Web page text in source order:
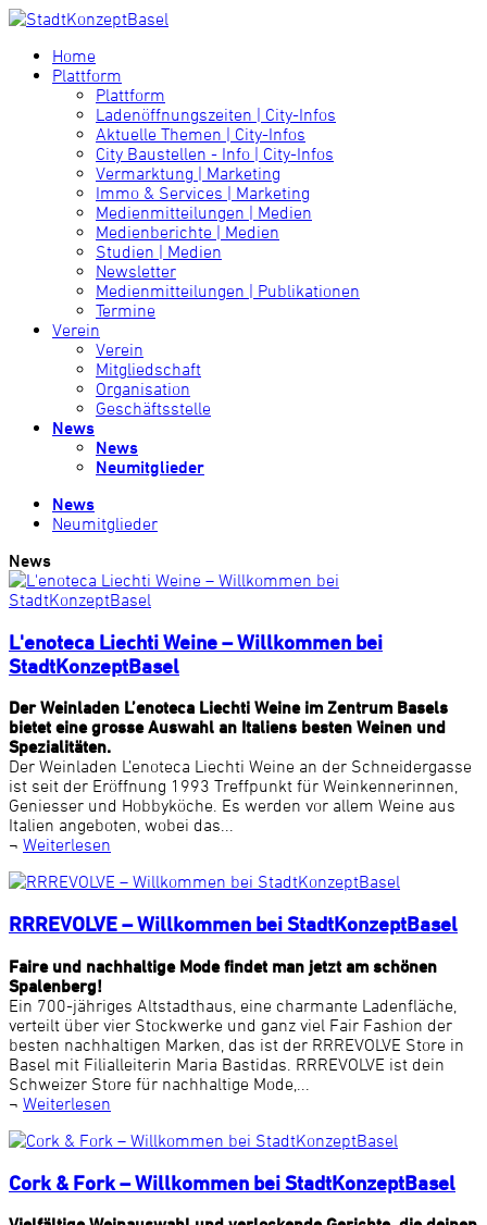
Home
Plattform
Plattform
Ladenöffnungszeiten | City-Infos
Aktuelle Themen | City-Infos
City Baustellen - Info | City-Infos
Vermarktung | Marketing
Immo & Services | Marketing
Medienmitteilungen | Medien
Medienberichte | Medien
Studien | Medien
Newsletter
Medienmitteilungen | Publikationen
Termine
Verein
Verein
Mitgliedschaft
Organisation
Geschäftsstelle
News
News
Neumitglieder
News
Neumitglieder
News
L'enoteca Liechti Weine – Willkommen bei
StadtKonzeptBasel
Der Weinladen L’enoteca Liechti Weine im Zentrum Basels
bietet eine grosse Auswahl an Italiens besten Weinen und
Spezialitäten.
Der Weinladen L’enoteca Liechti Weine an der Schneidergasse
ist seit der Eröffnung 1993 Treffpunkt für Weinkennerinnen,
Geniesser und Hobbyköche. Es werden vor allem Weine aus
Italien angeboten, wobei das...
¬ Weiterlesen
RRREVOLVE – Willkommen bei StadtKonzeptBasel
Faire und nachhaltige Mode findet man jetzt am schönen
Spalenberg!
Ein 700-jähriges Altstadthaus, eine charmante Ladenfläche,
verteilt über vier Stockwerke und ganz viel Fair Fashion der
besten nachhaltigen Marken, das ist der RRREVOLVE Store in
Basel mit Filialleiterin Maria Bastidas. RRREVOLVE ist dein
Schweizer Store für nachhaltige Mode,...
¬ Weiterlesen
Cork & Fork – Willkommen bei StadtKonzeptBasel